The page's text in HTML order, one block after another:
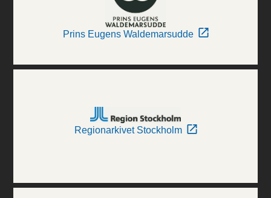
Prins Eugens Waldemarsudde
Regionarkivet Stockholm